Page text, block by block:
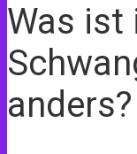
Was ist
anders?